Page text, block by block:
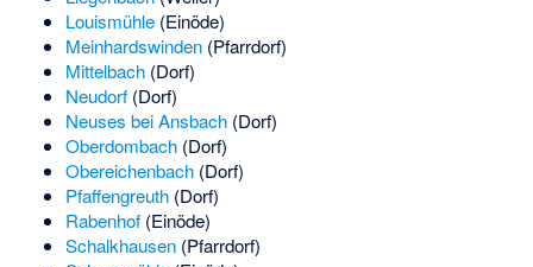
Louismühle(Einöde)
Meinhardswinden(Pfarrdorf)
Mittelbach(Dorf)
Neudorf(Dorf)
Neuses bei Ansbach(Dorf)
Oberdombach(Dorf)
Obereichenbach(Dorf)
Pfaffengreuth(Dorf)
Rabenhof(Einöde)
Schalkhausen(Pfarrdorf)